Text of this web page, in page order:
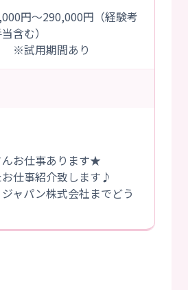
円～290,000円（経験考
含む）
間あり
お仕事あります★
仕事紹介致します♪
ャパン株式会社までどう